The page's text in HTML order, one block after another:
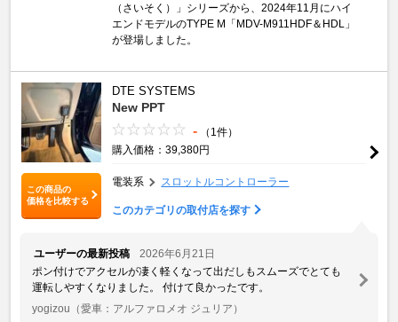
（さいそく）」シリーズから、2024年11月にハイ
エンドモデルのTYPE M「MDV-M911HDF＆HDL」
が登場しました。
この商品の
価格を比較する
DTE SYSTEMS
New PPT
-
（1件）
購入価格：39,380円
電装系 スロットルコントローラー
このカテゴリの取付店を探す
ユーザーの最新投稿
2026年6月21日
ポン付けでアクセルが凄く軽くなって出だしもスムーズでとても
運転しやすくなりました。 付けて良かったです。
yogizou （愛車：アルファロメオ ジュリア）